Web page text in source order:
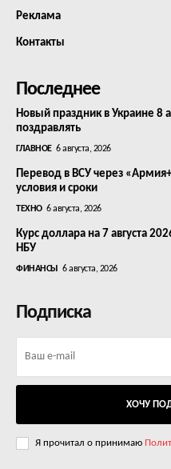
Реклама
Контакты
Последнее
Новый праздник в Украине 8
поздравлять
ГЛАВНОЕ 6 августа, 2026
Перевод в ВСУ через
условия и сроки
ТЕХНО 6 августа, 2026
Курс доллара на 7 августа
НБУ
ФИНАНСЫ 6 августа, 2026
Подписка
ХОЧУ
Я прочитал о принимаю